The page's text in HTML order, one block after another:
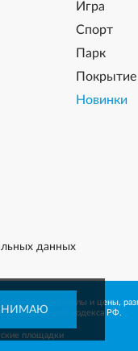
Игра
Спорт
Парк
Покрытие
Новинки
данных
материалы и цены,
Гражданского кодекса РФ.
площадки